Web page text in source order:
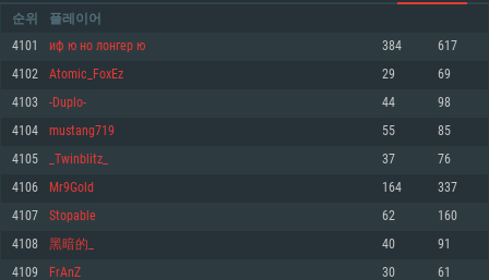
최소사양
운영체제: Windows 10 (64 bit)
프로세서: 2.2 GHz 듀얼코어 이상
최소사양
운영체제: Mac OS Big Sur 11.0
프로세서: 최소 2.2 GHz의 Core i5 (Intel Xeon 은 지원하지 않습니다)
최소사양
운영체제: 64bit Linux 중 최신 버전
프로세서: 2.4 GHz 듀얼코어
순위 플레이어
4101 иф ю но лонгер ю 384 617
4102 Atomic_FoxEz 29 69
4103 -Duplo- 44 98
4104 mustang719 55 85
4105 _Twinblitz_ 37 76
4106 Mr9Gold 164 337
4107 Stopable 62 160
4108 黑暗的_ 40 91
4109 FrAnZ 30 61